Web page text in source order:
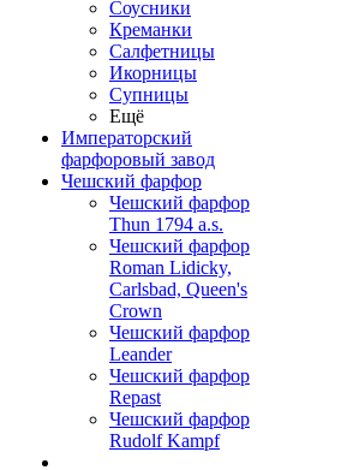
Соусники
Креманки
Салфетницы
Икорницы
Супницы
Ещё
Императорский
фарфоровый завод
Чешский фарфор
Чешский фарфор
Thun 1794 a.s.
Чешский фарфор
Roman Lidicky,
Carlsbad, Queen's
Crown
Чешский фарфор
Leander
Чешский фарфор
Repast
Чешский фарфор
Rudolf Kampf